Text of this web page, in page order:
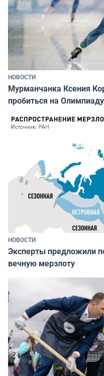
НОВОСТИ
Мурманчанка Ксения
пробиться на
НОВОСТИ
Эксперты предложили
вечную мерзлоту